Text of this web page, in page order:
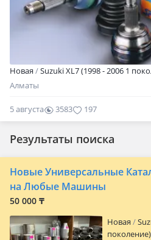
Новая Suzuki XL7 (1998 - 2006 1
Алматы
5 августа 3583 197
Результаты поиска
Новые Универсальные
на Любые Машины
50 000 ₸
Новая
поколение)